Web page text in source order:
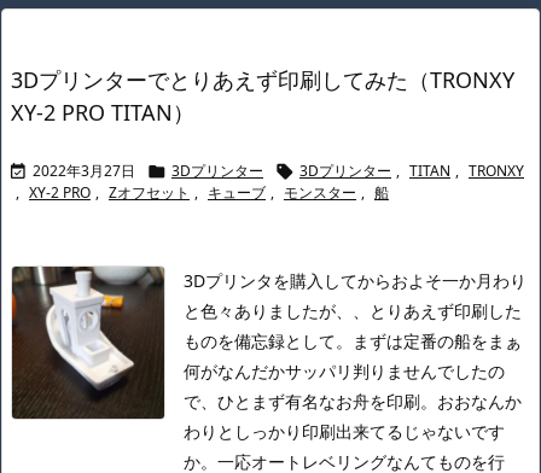
3Dプリンターでとりあえず印刷してみた（TRONXY
XY-2 PRO TITAN）
 2022年3月27日  3Dプリンター  3Dプリンター , TITAN , TRONXY
, XY-2 PRO , Zオフセット , キューブ , モンスター , 船
3Dプリンタを購入してからおよそ一か月わり
と色々ありましたが、、
とりあえず印刷した
ものを備忘録として。 まずは定番の船をまぁ
何がなんだかサッパリ判りませんでしたの
で、ひとまず有名なお舟を印刷。 おおなんか
わりとしっかり印刷出来てるじゃないです
か。 一応オートレベリングなんてものを行